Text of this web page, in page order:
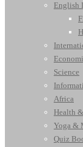
English
Science
Africa
Health
Yoga &
Quiz